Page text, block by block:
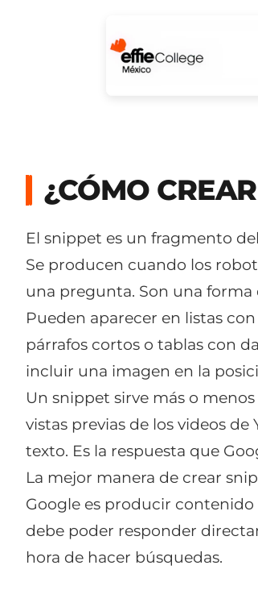
¿CÓMO
El snippet es un fragmento
Se producen cuando los
una pregunta. Son una forma
Pueden aparecer en listas
párrafos cortos o tablas con
incluir una imagen en la
Un snippet sirve más o
vistas previas de los videos
texto. Es la respuesta que
La mejor manera de crear
Google es producir
debe poder responder
hora de hacer búsquedas.